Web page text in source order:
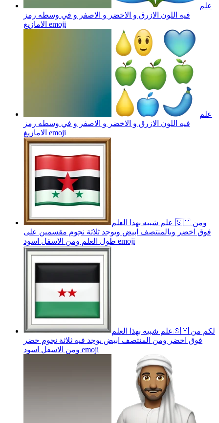
علم
فيه اللون الازرق و الاخضر و الاصفر و في وسطه رمز
الامازيغ emoji
علم
فيه اللون الازرق و الاخضر و الاصفر و في وسطه رمز
الامازيغ emoji
علم شبيه بهذا العلم 🇸🇾 ومن
فوق اخضر وبالمنتصف ابيض ويوجد ثلاثة نجوم مقسمين على
طول العلم ومن الاسفل اسود emoji
علم شبيه بهذا العلم🇸🇾 لكم من
فوق اخضر ومن المنتصف ابيض يوجد فيه ثلاثة نجوم خضر
ومن الاسفل اسود emoji